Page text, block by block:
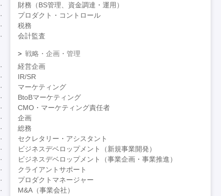
財務（BS管理、資金調達・運用）
プロダクト・コントロール
税務
会計監査
戦略・企画・管理
経営企画
IR/SR
マーケティング
BtoBマーケティング
CMO・マーケティング責任者
企画
総務
セクレタリー・アシスタント
ビジネスデベロップメント（新規事業開発）
ビジネスデベロップメント（事業企画・事業推進）
クライアントサポート
プロダクトマネージャー
M&A（事業会社）